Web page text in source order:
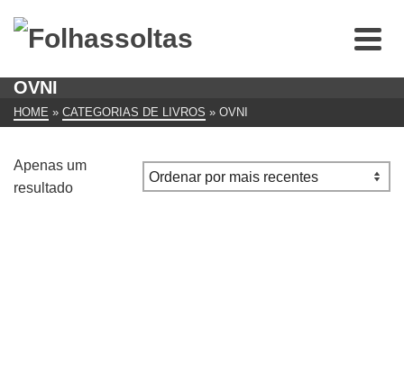
OVNI
HOME » CATEGORIAS DE LIVROS » OVNI
Apenas um
resultado